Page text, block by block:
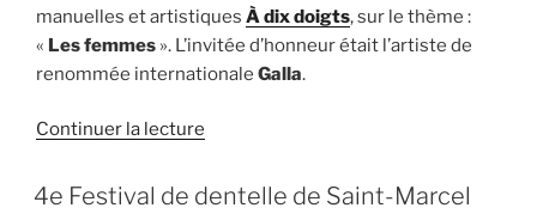
manuelles et artistiques À dix doigts, sur le thème :
« Les femmes ». L’invitée d’honneur était l’artiste de
renommée internationale Galla.
Continuer la lecture
13e
4e Festival de dentelle de Saint-Marcel